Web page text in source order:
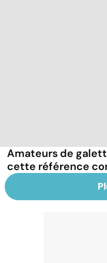
Amateurs de
cette référence